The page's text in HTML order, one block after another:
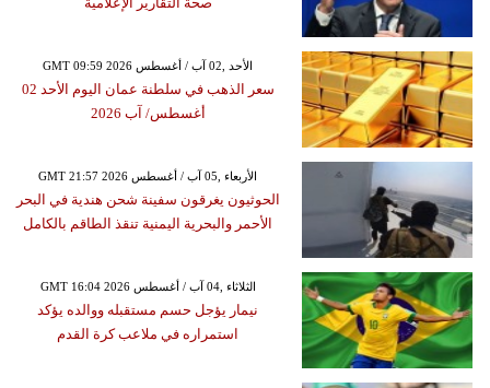
GMT 09:59 2026 الأحد ,02 آب / أغسطس
سعر الذهب في سلطنة عمان اليوم الأحد 02
أغسطس/ آب 2026
GMT 21:57 2026 الأربعاء ,05 آب / أغسطس
الحوثيون يغرقون سفينة شحن هندية في البحر
الأحمر والبحرية اليمنية تنقذ الطاقم بالكامل
GMT 16:04 2026 الثلاثاء ,04 آب / أغسطس
نيمار يؤجل حسم مستقبله ووالده يؤكد
استمراره في ملاعب كرة القدم